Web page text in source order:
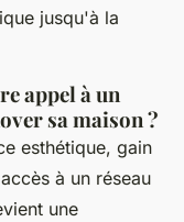
jusqu'à la
appel à un
sa maison ?
esthétique, gain
à un réseau
une